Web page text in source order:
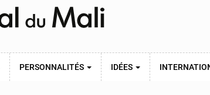
PERSONNALITÉS IDÉES